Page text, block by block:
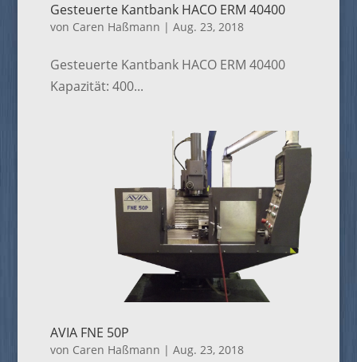
Gesteuerte Kantbank HACO ERM 40400
von Caren Haßmann | Aug. 23, 2018
Gesteuerte Kantbank HACO ERM 40400
Kapazität: 400...
AVIA FNE 50P
von Caren Haßmann | Aug. 23, 2018